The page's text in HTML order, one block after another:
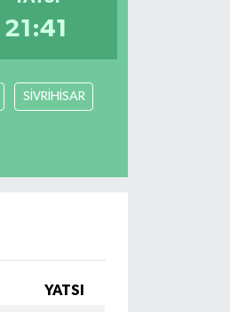
21:41
SİVRİHİSAR
YATSI